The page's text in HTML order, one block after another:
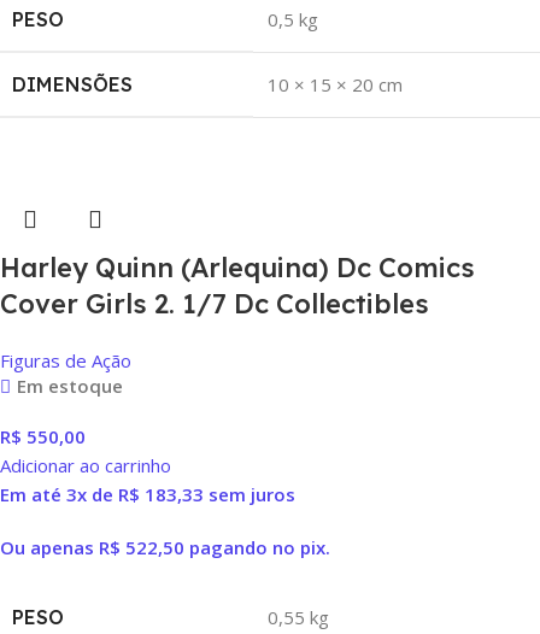
PESO 0,5 kg
DIMENSÕES 10 × 15 × 20 cm
Harley Quinn (Arlequina) Dc Comics
Cover Girls 2. 1/7 Dc Collectibles
Figuras de Ação
Em estoque
R$ 550,00
Adicionar ao carrinho
Em até 3x de R$ 183,33 sem juros
Ou apenas R$ 522,50 pagando no pix.
PESO 0,55 kg